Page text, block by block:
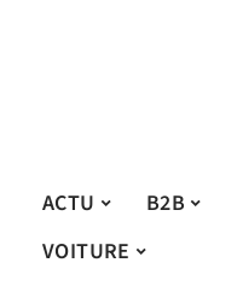
ACTU B2B
VOITURE